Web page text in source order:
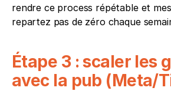
rendre ce process répétable et
repartez pas de zéro chaque
Étape 3 : scaler les
avec la pub (Meta/